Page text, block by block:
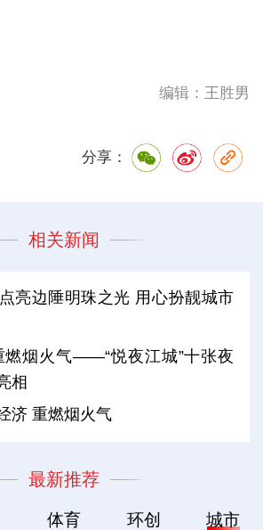
编辑：王胜男
分享：
相关新闻
亮边陲明珠之光 用心扮靓城市
燃烟火气——“悦夜江城”十张夜
相
济 重燃烟火气
最新推荐
体育 环创 城市